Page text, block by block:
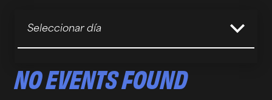
Seleccionar día
NO EVENTS FOUND